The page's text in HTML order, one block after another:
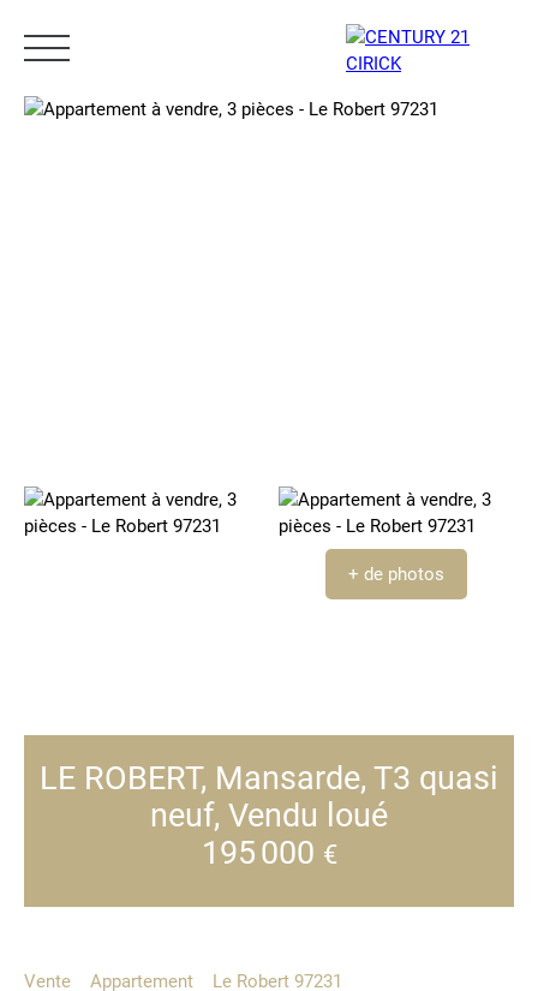
+ de photos
LE ROBERT, Mansarde, T3 quasi
neuf, Vendu loué
195 000 €
Vente Appartement
Le Robert 97231